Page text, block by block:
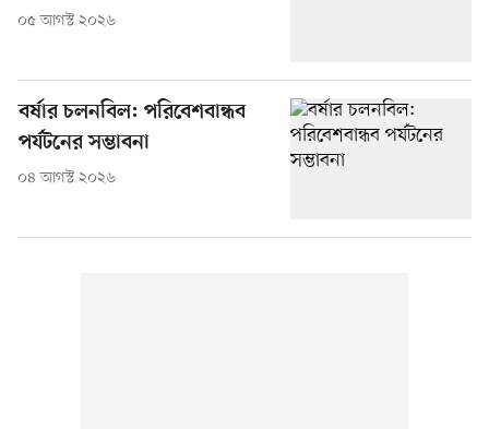
০৫ আগস্ট ২০২৬
বর্ষার চলনবিল: পরিবেশবান্ধব
পর্যটনের সম্ভাবনা
০৪ আগস্ট ২০২৬